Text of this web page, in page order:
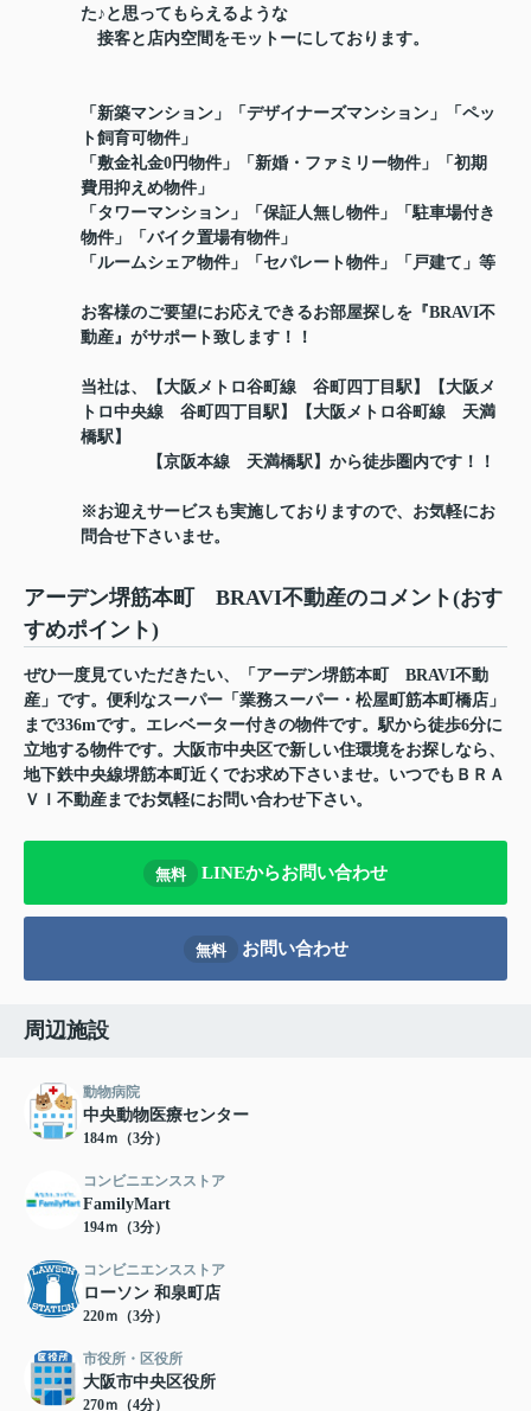
た♪と思ってもらえるような
接客と店内空間をモットーにしております。
「新築マンション」「デザイナーズマンション」「ペッ
ト飼育可物件」
「敷金礼金0円物件」「新婚・ファミリー物件」「初期
費用抑えめ物件」
「タワーマンション」「保証人無し物件」「駐車場付き
物件」「バイク置場有物件」
「ルームシェア物件」「セパレート物件」「戸建て」等
お客様のご要望にお応えできるお部屋探しを『BRAVI不
動産』がサポート致します！！
当社は、【大阪メトロ谷町線 谷町四丁目駅】【大阪メ
トロ中央線 谷町四丁目駅】【大阪メトロ谷町線 天満
橋駅】
【京阪本線 天満橋駅】から徒歩圏内です！！
※お迎えサービスも実施しておりますので、お気軽にお
問合せ下さいませ。
アーデン堺筋本町 BRAVI不動産のコメント(おす
すめポイント)
ぜひ一度見ていただきたい、「アーデン堺筋本町 BRAVI不動
産」です。便利なスーパー「業務スーパー・松屋町筋本町橋店」
まで336mです。エレベーター付きの物件です。駅から徒歩6分に
立地する物件です。大阪市中央区で新しい住環境をお探しなら、
地下鉄中央線堺筋本町近くでお求め下さいませ。いつでもＢＲＡ
ＶＩ不動産までお気軽にお問い合わせ下さい。
無料 LINEからお問い合わせ
無料 お問い合わせ
周辺施設
動物病院
中央動物医療センター
184ｍ（3分）
コンビニエンスストア
FamilyMart
194ｍ（3分）
コンビニエンスストア
ローソン 和泉町店
220ｍ（3分）
市役所・区役所
大阪市中央区役所
270ｍ（4分）